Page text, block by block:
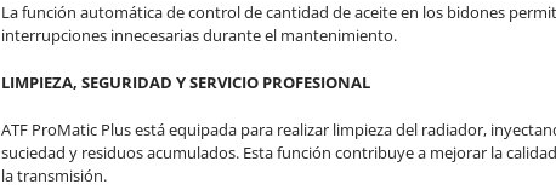
La función automática de control de cantidad de aceite en los bidones
interrupciones innecesarias durante el mantenimiento.
LIMPIEZA, SEGURIDAD Y SERVICIO PROFESIONAL
ATF ProMatic Plus está equipada para realizar limpieza del radiador,
suciedad y residuos acumulados. Esta función contribuye a mejorar la
la transmisión.